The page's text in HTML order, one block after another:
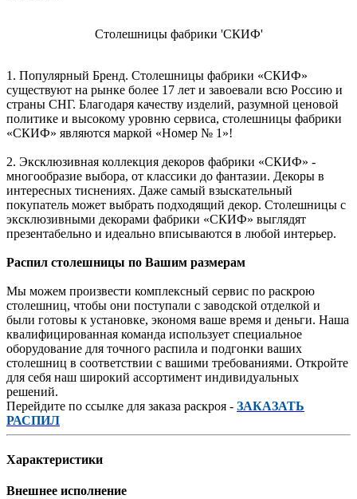
Столешницы фабрики 'СКИФ'
1. Популярный Бренд. Столешницы фабрики «СКИФ»
существуют на рынке более 17 лет и завоевали всю Россию и
страны СНГ. Благодаря качеству изделий, разумной ценовой
политике и высокому уровню сервиса, столешницы фабрики
«СКИФ» являются маркой «Номер № 1»!
2. Эксклюзивная коллекция декоров фабрики «СКИФ» -
многообразие выбора, от классики до фантазии. Декоры в
интересных тиснениях. Даже самый взыскательный
покупатель может выбрать подходящий декор. Столешницы с
эксклюзивными декорами фабрики «СКИФ» выглядят
презентабельно и идеально вписываются в любой интерьер.
Распил столешницы по Вашим размерам
Мы можем произвести комплексный сервис по раскрою
столешниц, чтобы они поступали с заводской отделкой и
были готовы к установке, экономя ваше время и деньги. Наша
квалифицированная команда использует специальное
оборудование для точного распила и подгонки ваших
столешниц в соответствии с вашими требованиями. Откройте
для себя наш широкий ассортимент индивидуальных
решений.
Перейдите по ссылке для заказа раскроя - ЗАКАЗАТЬ
РАСПИЛ
Характеристики
Внешнее исполнение